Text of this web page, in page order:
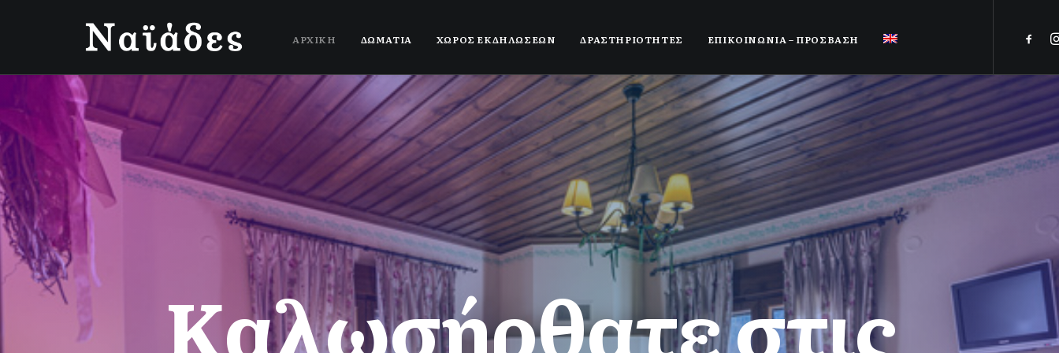
ΑΡΧΙΚΗ ΔΩΜΑΤΙΑ ΧΩΡΟΣ ΕΚΔΗΛΩΣΕΩΝ ΔΡΑΣΤΗΡΙΟΤΗΤΕΣ ΕΠΙΚΟΙΝΩΝΙΑ – ΠΡΟΣΒΑΣΗ
Διακοπέςκαι